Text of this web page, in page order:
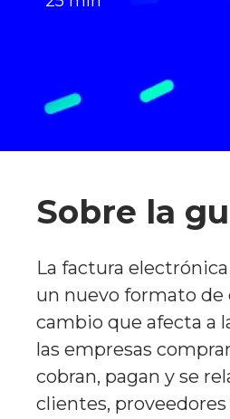
Sobre la
La factura
un nuevo formato de
cambio que afecta a
las empresas
cobran, pagan y se
clientes, proveedores